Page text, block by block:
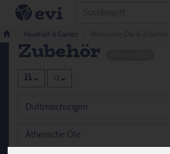
Haushalt & Garten
Ätherische Öle &
Zubehör
12
Duftmischungen
Ätherische Öle